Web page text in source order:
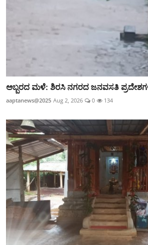
ಅಬ್ಬರದ ಮಳೆ: ಶಿರಸಿ ನಗರದ ಜನವಸತಿ
aaptanews@2025 Aug 2, 2026 0 134